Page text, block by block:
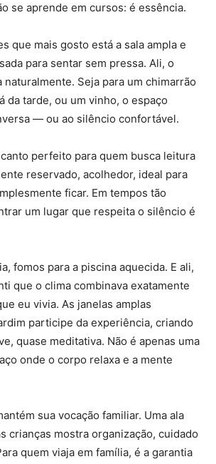
se aprende em cursos: é essência.
que mais gosto está a sala ampla e
para sentar sem pressa. Ali, o
Seja para um chimarrão
da tarde, ou um vinho, o espaço
— ou ao silêncio confortável.
perfeito para quem busca leitura
reservado, acolhedor, ideal para
ficar. Em tempos tão
um lugar que respeita o silêncio é
fomos para a piscina aquecida. E ali,
que o clima combinava exatamente
eu vivia. As janelas amplas
participe da experiência, criando
quase meditativa. Não é apenas uma
onde o corpo relaxa e a mente
sua vocação familiar. Uma ala
crianças mostra organização, cuidado
quem viaja em família, é a garantia